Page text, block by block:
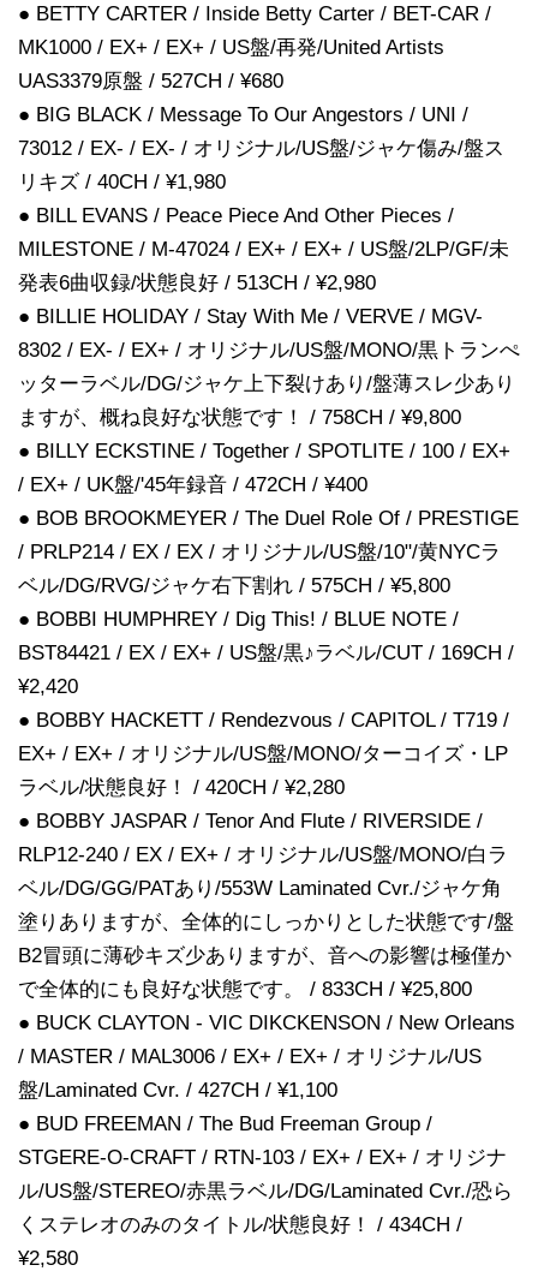
● BETTY CARTER / Inside Betty Carter / BET-CAR /
MK1000 / EX+ / EX+ / US盤/再発/United Artists
UAS3379原盤 / 527CH / ¥680
● BIG BLACK / Message To Our Angestors / UNI /
73012 / EX- / EX- / オリジナル/US盤/ジャケ傷み/盤ス
リキズ / 40CH / ¥1,980
● BILL EVANS / Peace Piece And Other Pieces /
MILESTONE / M-47024 / EX+ / EX+ / US盤/2LP/GF/未
発表6曲収録/状態良好 / 513CH / ¥2,980
● BILLIE HOLIDAY / Stay With Me / VERVE / MGV-
8302 / EX- / EX+ / オリジナル/US盤/MONO/黒トランぺ
ッターラベル/DG/ジャケ上下裂けあり/盤薄スレ少あり
ますが、概ね良好な状態です！ / 758CH / ¥9,800
● BILLY ECKSTINE / Together / SPOTLITE / 100 / EX+
/ EX+ / UK盤/'45年録音 / 472CH / ¥400
● BOB BROOKMEYER / The Duel Role Of / PRESTIGE
/ PRLP214 / EX / EX / オリジナル/US盤/10"/黄NYCラ
ベル/DG/RVG/ジャケ右下割れ / 575CH / ¥5,800
● BOBBI HUMPHREY / Dig This! / BLUE NOTE /
BST84421 / EX / EX+ / US盤/黒♪ラベル/CUT / 169CH /
¥2,420
● BOBBY HACKETT / Rendezvous / CAPITOL / T719 /
EX+ / EX+ / オリジナル/US盤/MONO/ターコイズ・LP
ラベル/状態良好！ / 420CH / ¥2,280
● BOBBY JASPAR / Tenor And Flute / RIVERSIDE /
RLP12-240 / EX / EX+ / オリジナル/US盤/MONO/白ラ
ベル/DG/GG/PATあり/553W Laminated Cvr./ジャケ角
塗りありますが、全体的にしっかりとした状態です/盤
B2冒頭に薄砂キズ少ありますが、音への影響は極僅か
で全体的にも良好な状態です。 / 833CH / ¥25,800
● BUCK CLAYTON - VIC DIKCKENSON / New Orleans
/ MASTER / MAL3006 / EX+ / EX+ / オリジナル/US
盤/Laminated Cvr. / 427CH / ¥1,100
● BUD FREEMAN / The Bud Freeman Group /
STGERE-O-CRAFT / RTN-103 / EX+ / EX+ / オリジナ
ル/US盤/STEREO/赤黒ラベル/DG/Laminated Cvr./恐ら
くステレオのみのタイトル/状態良好！ / 434CH /
¥2,580